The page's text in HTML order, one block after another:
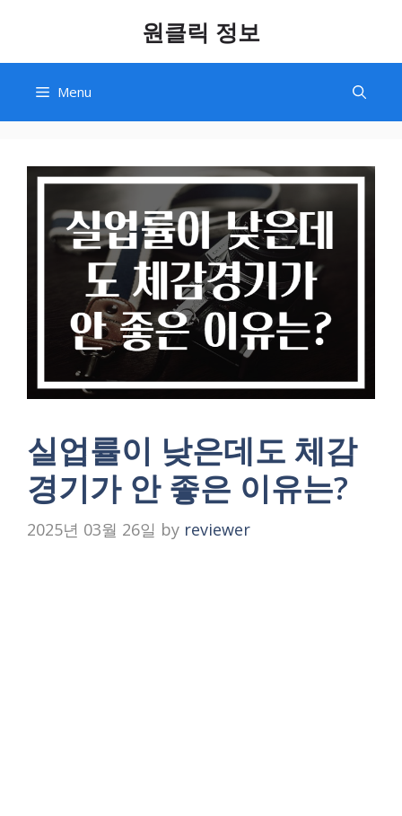
content
원클릭 정보
Menu
실업률이 낮은데도 체감
경기가 안 좋은 이유는?
2025년 03월 26일 by reviewer